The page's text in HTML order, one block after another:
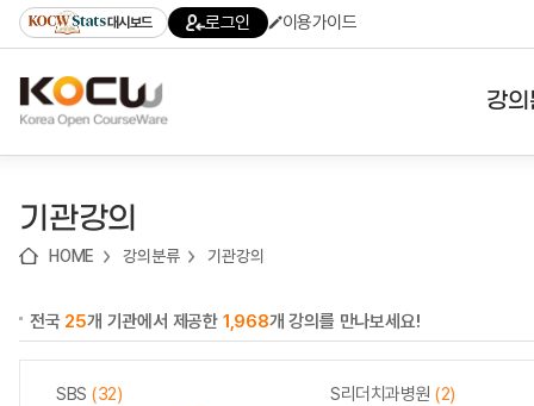
기
기
기
content)
가
대시보드 로그인 이용가이드
강
기관강의
HOME 강의분류 기관강의
전국 25개 기관에서 제공한 1,968개 강의를 만나보세요!
SBS (32) S리더치과병원 (2)